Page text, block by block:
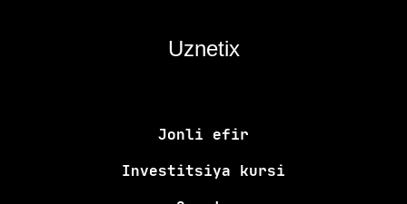
Uznetix
Jonli efir
Investitsiya kursi